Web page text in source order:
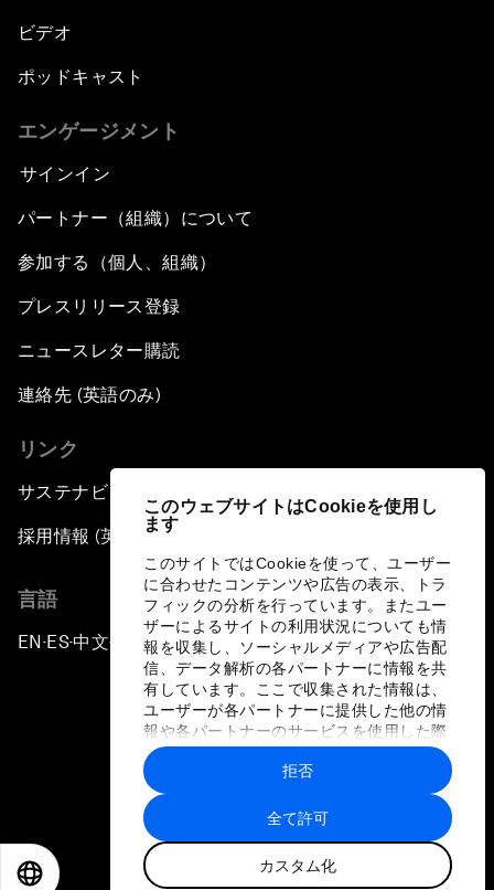
このウェブサイトはCookieを使用し
ます
このサイトではCookieを使って、ユーザー
に合わせたコンテンツや広告の表示、トラ
フィックの分析を行っています。またユー
ザーによるサイトの利用状況についても情
報を収集し、ソーシャルメディアや広告配
信、データ解析の各パートナーに情報を共
有しています。ここで収集された情報は、
ユーザーが各パートナーに提供した他の情
報や各パートナーのサービスを使用した際
に収集された情報と組み合わされ、各パー
トナーによって使用されることがありま
す。
全て許可
カスタム化
拒否
ビデオ
ポッドキャスト
エンゲージメント
サインイン
パートナー（組織）について
参加する（個人、組織）
プレスリリース登録
ニュースレター購読
連絡先 (英語のみ)
リンク
サステナビリティへの取り組み
採用情報 (英語のみ)
言語
EN ▪ES▪中文▪ 日本語
プライバシーポリシーと利用規約
サイトマップ
©
世界経済フォーラム